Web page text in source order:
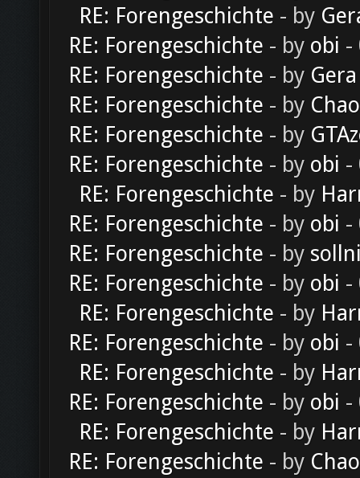
RE: Forengeschichte - by
RE: Forengeschichte - by obi -
RE: Forengeschichte - by Gera
RE: Forengeschichte - by
RE: Forengeschichte - by
RE: Forengeschichte - by obi -
RE: Forengeschichte - by
RE: Forengeschichte - by obi -
RE: Forengeschichte - by
RE: Forengeschichte - by obi -
RE: Forengeschichte - by
RE: Forengeschichte - by obi -
RE: Forengeschichte - by
RE: Forengeschichte - by obi -
RE: Forengeschichte - by
RE: Forengeschichte - by